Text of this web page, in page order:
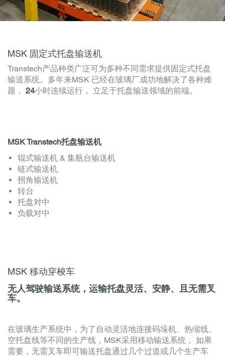
MSK 固定式托盘输送机
Transtech产品种类广泛可为多种不同需求提供固定式托盘
输送系统。多年来MSK 已经在玻璃厂成功地解决了各种难
题， 24小时连续运行， 立足于托盘输送领域的前端。
MSK Transtech托盘输送机
辊式输送机 & 集瓶台输送机
链式输送机
拐角输送机
转台
托盘对中
负载对中
MSK 移动穿梭车
无人驾驶输送系统，运输托盘灵活、安静、且无需叉
车。
在玻璃生产系统中，为了自动灵活地连接码垛机、热缩线、
空托盘线等不同的生产线，MSK采用移动输送系统 。如果
需要，无需叉车即可输送托盘通过几个过道或几个生产车